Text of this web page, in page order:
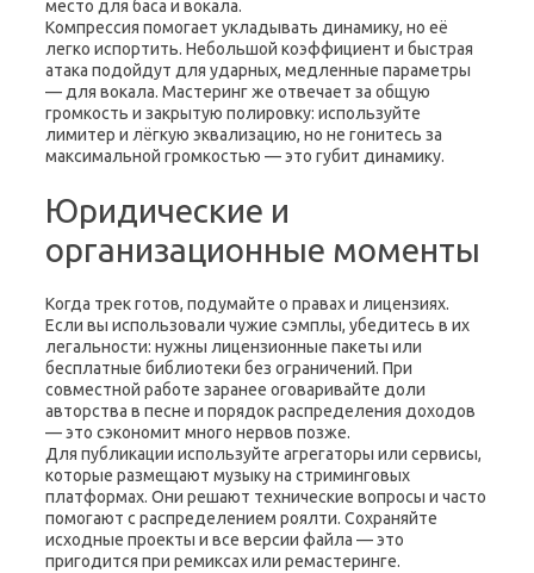
место для баса и вокала.
Компрессия помогает укладывать динамику, но её
легко испортить. Небольшой коэффициент и быстрая
атака подойдут для ударных, медленные параметры
— для вокала. Мастеринг же отвечает за общую
громкость и закрытую полировку: используйте
лимитер и лёгкую эквализацию, но не гонитесь за
максимальной громкостью — это губит динамику.
Юридические и
организационные моменты
Когда трек готов, подумайте о правах и лицензиях.
Если вы использовали чужие сэмплы, убедитесь в их
легальности: нужны лицензионные пакеты или
бесплатные библиотеки без ограничений. При
совместной работе заранее оговаривайте доли
авторства в песне и порядок распределения доходов
— это сэкономит много нервов позже.
Для публикации используйте агрегаторы или сервисы,
которые размещают музыку на стриминговых
платформах. Они решают технические вопросы и часто
помогают с распределением роялти. Сохраняйте
исходные проекты и все версии файла — это
пригодится при ремиксах или ремастеринге.